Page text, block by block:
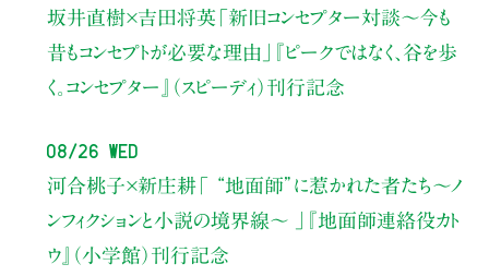
坂井直樹×吉田将英「新旧コンセプター対談～今も
昔もコンセプトが必要な理由」
『ピークではなく、谷を歩
く。コンセプター』（スピーディ）刊行記念
08/26 Wed
河合桃子×新庄耕「 “地面師”に惹かれた者たち〜ノ
ンフィクションと小説の境界線〜 」
『地面師連絡役カト
ウ』（小学館）刊行記念